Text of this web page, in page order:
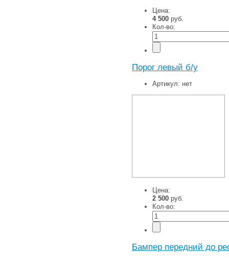
Цена:
4 500 руб.
Кол-во:
Порог левый б/у
Артикул: нет
Цена:
2 500 руб.
Кол-во:
Бампер передний до